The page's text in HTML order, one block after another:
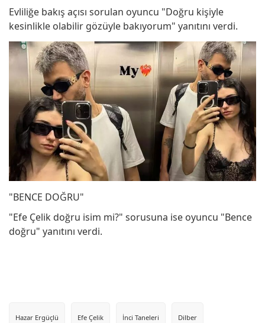
Evliliğe bakış açısı sorulan oyuncu "Doğru kişiyle
kesinlikle olabilir gözüyle bakıyorum" yanıtını verdi.
"BENCE DOĞRU"
"Efe Çelik doğru isim mi?" sorusuna ise oyuncu "Bence
doğru" yanıtını verdi.
Hazar Ergüçlü Efe Çelik İnci Taneleri Dilber